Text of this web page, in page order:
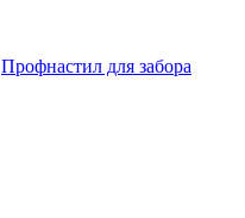
Профнастил для забора